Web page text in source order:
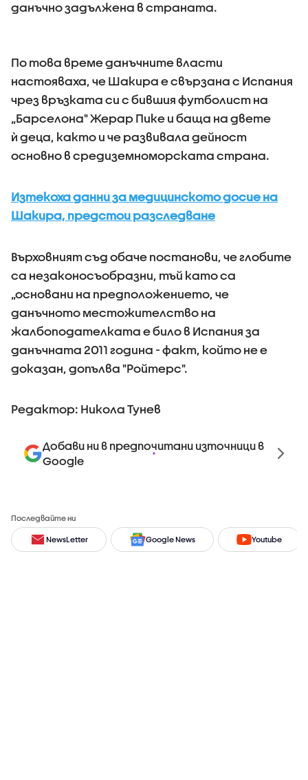
данъчно задължена в страната.
По това време данъчните власти
настояваха, че Шакира е свързана с Испания
чрез връзката си с бившия футболист на
„Барселона" Жерар Пике и баща на двете
ѝ деца, както и че развивала дейност
основно в средиземноморската страна.
Изтекоха данни за медицинското досие на
Шакира, предстои разследване
Върховният съд обаче постанови, че глобите
са незаконосъобразни, тъй като са
„основани на предположението, че
данъчното местожителство на
жалбоподателката е било в Испания за
данъчната 2011 година - факт, който не е
доказан, допълва "Ройтерс".
Редактор: Никола Тунев
Добави ни в предпочитани източници в
Google
Последвайте ни
NewsLetter Google News Youtube